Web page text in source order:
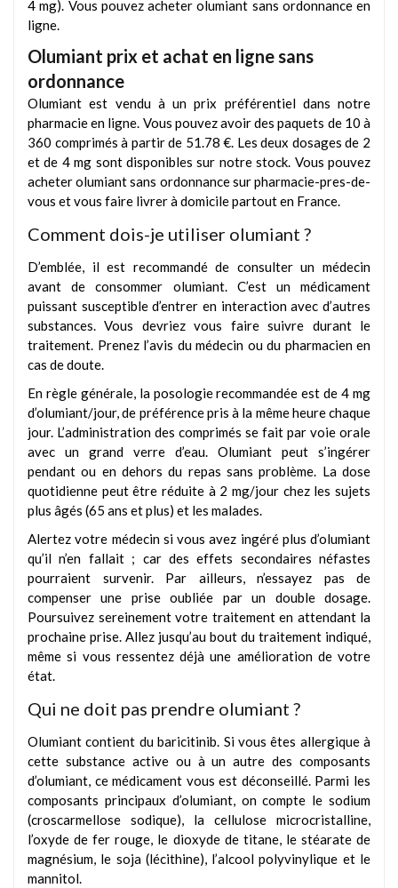
4 mg). Vous pouvez acheter olumiant sans ordonnance en
ligne.
Olumiant prix et achat en ligne sans
ordonnance
Olumiant est vendu à un prix préférentiel dans notre
pharmacie en ligne. Vous pouvez avoir des paquets de 10 à
360 comprimés à partir de 51.78 €. Les deux dosages de 2
et de 4 mg sont disponibles sur notre stock. Vous pouvez
acheter olumiant sans ordonnance sur pharmacie-pres-de-
vous et vous faire livrer à domicile partout en France.
Comment dois-je utiliser olumiant ?
D’emblée, il est recommandé de consulter un médecin
avant de consommer olumiant. C’est un médicament
puissant susceptible d’entrer en interaction avec d’autres
substances. Vous devriez vous faire suivre durant le
traitement. Prenez l’avis du médecin ou du pharmacien en
cas de doute.
En règle générale, la posologie recommandée est de 4 mg
d’olumiant/jour, de préférence pris à la même heure chaque
jour. L’administration des comprimés se fait par voie orale
avec un grand verre d’eau. Olumiant peut s’ingérer
pendant ou en dehors du repas sans problème. La dose
quotidienne peut être réduite à 2 mg/jour chez les sujets
plus âgés (65 ans et plus) et les malades.
Alertez votre médecin si vous avez ingéré plus d’olumiant
qu’il n’en fallait ; car des effets secondaires néfastes
pourraient survenir. Par ailleurs, n’essayez pas de
compenser une prise oubliée par un double dosage.
Poursuivez sereinement votre traitement en attendant la
prochaine prise. Allez jusqu’au bout du traitement indiqué,
même si vous ressentez déjà une amélioration de votre
état.
Qui ne doit pas prendre olumiant ?
Olumiant contient du baricitinib. Si vous êtes allergique à
cette substance active ou à un autre des composants
d’olumiant, ce médicament vous est déconseillé. Parmi les
composants principaux d’olumiant, on compte le sodium
(croscarmellose sodique), la cellulose microcristalline,
l’oxyde de fer rouge, le dioxyde de titane, le stéarate de
magnésium, le soja (lécithine), l’alcool polyvinylique et le
mannitol.